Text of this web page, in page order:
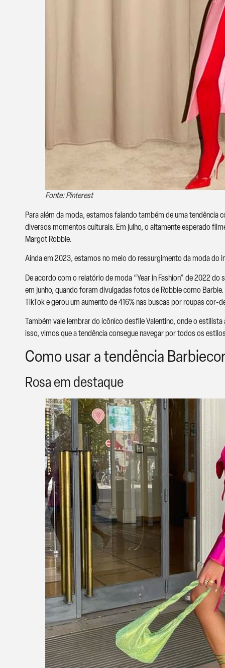
Fonte: Pinterest
Para além da moda, estamos falando também de uma
diversos momentos culturais. Em julho, o altamente esperado
Margot Robbie.
Ainda em 2023, estamos no meio do ressurgimento da moda do
De acordo com o relatório de moda “Year in Fashion” de 2022
em junho, quando foram divulgadas fotos de Robbie como
TikTok e gerou um aumento de 416% nas buscas por roupas cor-
Também vale lembrar do icônico desfile Valentino, onde o
isso, vimos que a tendência consegue navegar por todos os
Como usar a tendência
Rosa em destaque